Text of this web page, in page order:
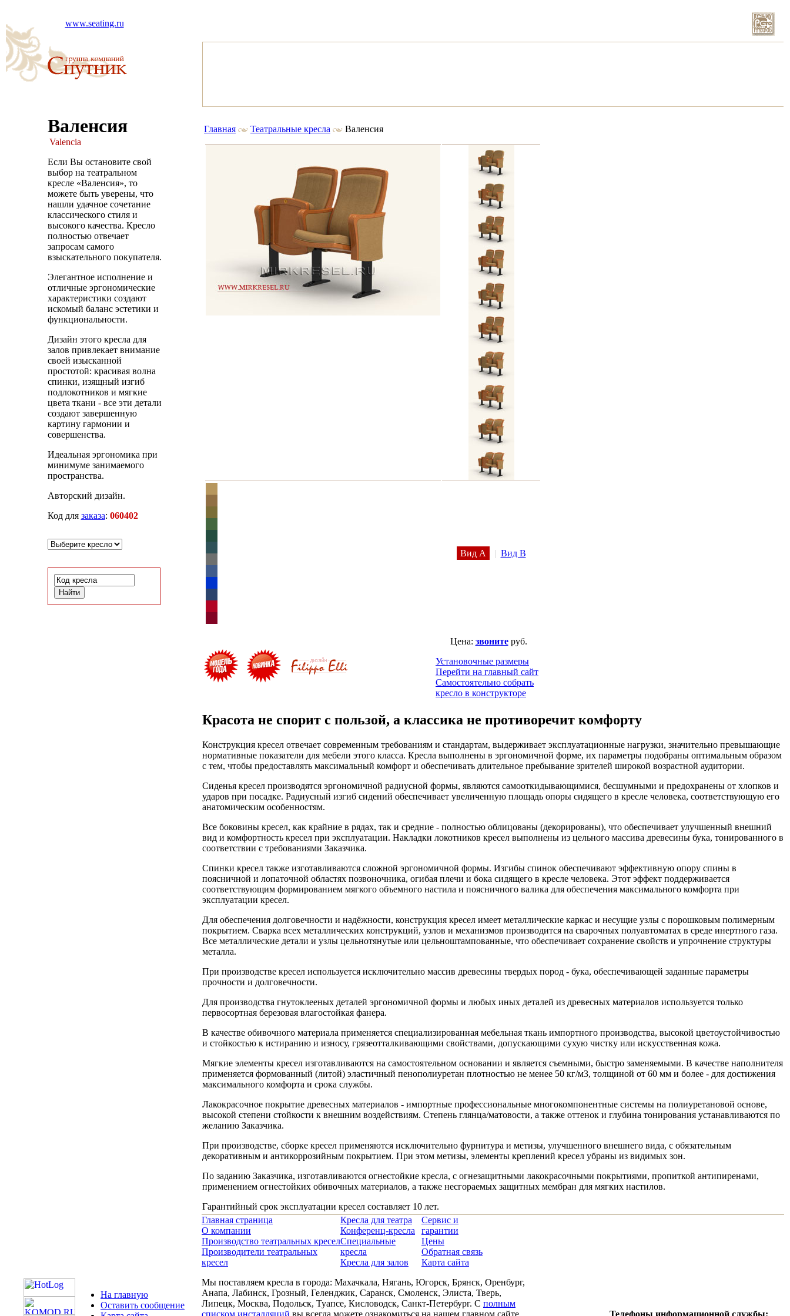
www.seating.ru
Валенсия
Valencia
Если Вы остановите свой
выбор на театральном
кресле «Валенсия», то
можете быть уверены, что
нашли удачное сочетание
классического стиля и
высокого качества. Кресло
полностью отвечает
запросам самого
взыскательного покупателя.
Элегантное исполнение и
отличные эргономические
характеристики создают
искомый баланс эстетики и
функциональности.
Дизайн этого кресла для
залов привлекает внимание
своей изысканной
простотой: красивая волна
спинки, изящный изгиб
подлокотников и мягкие
цвета ткани - все эти детали
создают завершенную
картину гармонии и
совершенства.
Идеальная эргономика при
минимуме занимаемого
пространства.
Авторский дизайн.
Код для заказа: 060402
Главная Театральные кресла Валенсия
Вид A | Вид B
Цена: звонитеруб.
Установочные размеры
Перейти на главный сайт
Самостоятельно собрать
кресло в конструкторе
Красота не спорит с пользой, а классика не противоречит комфорту
Конструкция кресел отвечает современным требованиям и стандартам, выдерживает эксплуатационные нагрузки, значительно превышающие
нормативные показатели для мебели этого класса. Кресла выполнены в эргономичной форме, их параметры подобраны оптимальным образом
с тем, чтобы предоставлять максимальный комфорт и обеспечивать длительное пребывание зрителей широкой возрастной аудитории.
Сиденья кресел производятся эргономичной радиусной формы, являются самооткидывающимися, бесшумными и предохранены от хлопков и
ударов при посадке. Радиусный изгиб сидений обеспечивает увеличенную площадь опоры сидящего в кресле человека, соответствующую его
анатомическим особенностям.
Все боковины кресел, как крайние в рядах, так и средние - полностью облицованы (декорированы), что обеспечивает улучшенный внешний
вид и комфортность кресел при эксплуатации. Накладки локотников кресел выполнены из цельного массива древесины бука, тонированного в
соответствии с требованиями Заказчика.
Спинки кресел также изготавливаются сложной эргономичной формы. Изгибы спинок обеспечивают эффективную опору спины в
поясничной и лопаточной областях позвоночника, огибая плечи и бока сидящего в кресле человека. Этот эффект поддерживается
соответствующим формированием мягкого объемного настила и поясничного валика для обеспечения максимального комфорта при
эксплуатации кресел.
Для обеспечения долговечности и надёжности, конструкция кресел имеет металлические каркас и несущие узлы с порошковым полимерным
покрытием. Сварка всех металлических конструкций, узлов и механизмов производится на сварочных полуавтоматах в среде инертного газа.
Все металлические детали и узлы цельнотянутые или цельноштампованные, что обеспечивает сохранение свойств и упрочнение структуры
металла.
При производстве кресел используется исключительно массив древесины твердых пород - бука, обеспечивающей заданные параметры
прочности и долговечности.
Для производства гнутоклееных деталей эргономичной формы и любых иных деталей из древесных материалов используется только
первосортная березовая влагостойкая фанера.
В качестве обивочного материала применяется специализированная мебельная ткань импортного производства, высокой цветоустойчивостью
и стойкостью к истиранию и износу, грязеотталкивающими свойствами, допускающими сухую чистку или искусственная кожа.
Мягкие элементы кресел изготавливаются на самостоятельном основании и является съемными, быстро заменяемыми. В качестве наполнителя
применяется формованный (литой) эластичный пенополиуретан плотностью не менее 50 кг/м3, толщиной от 60 мм и более - для достижения
максимального комфорта и срока службы.
Лакокрасочное покрытие древесных материалов - импортные профессиональные многокомпонентные системы на полиуретановой основе,
высокой степени стойкости к внешним воздействиям. Степень глянца/матовости, а также оттенок и глубина тонирования устанавливаются по
желанию Заказчика.
При производстве, сборке кресел применяются исключительно фурнитура и метизы, улучшенного внешнего вида, с обязательным
декоративным и антикоррозийным покрытием. При этом метизы, элементы креплений кресел убраны из видимых зон.
По заданию Заказчика, изготавливаются огнестойкие кресла, с огнезащитными лакокрасочными покрытиями, пропиткой антипиренами,
применением огнестойких обивочных материалов, а также несгораемых защитных мембран для мягких настилов.
Гарантийный срок эксплуатации кресел составляет 10 лет.
На главную
Оставить сообщение
Главная страница
О компании
Производство театральных кресел
Производители театральных
кресел
Кресла для театра
Конференц-кресла
Специальные
кресла
Кресла для залов
Сервис и
гарантии
Цены
Обратная связь
Карта сайта
Мы поставляем кресла в города: Махачкала, Нягань, Югорск, Брянск, Оренбург,
Анапа, Лабинск, Грозный, Геленджик, Саранск, Смоленск, Элиста, Тверь,
Липецк, Москва, Подольск, Туапсе, Кисловодск, Санкт-Петербург. С полным
списком инсталляций вы всегда можете ознакомиться на нашем главном сайте Телефоны информационной службы: